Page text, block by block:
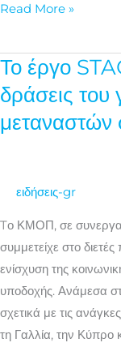
Read More »
Το έργο
δράσεις
μεταναστών
ειδήσεις-gr
Tο ΚΜΟΠ, σε
συμμετείχε στο
ενίσχυση της
υποδοχής. Ανάμεσα
σχετικά με τις
τη Γαλλία, την Κύπρο
Το
έργο
STAGE
ολοκληρώνει
του